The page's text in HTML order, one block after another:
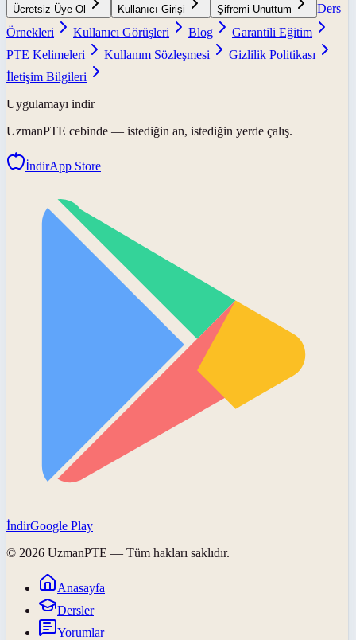
Ücretsiz Üye Ol Kullanıcı Girişi Şifremi Unuttum
Ders
Örnekleri
Kullanıcı Görüşleri Blog
Garantili Eğitim
PTE Kelimeleri
Kullanım Sözleşmesi
Gizlilik Politikası
İletişim Bilgileri
Uygulamayı indir
UzmanPTE cebinde — istediğin an, istediğin yerde çalış.
İndirApp Store
İndirGoogle Play
© 2026 UzmanPTE — Tüm hakları saklıdır.
Anasayfa
Dersler
Yorumlar